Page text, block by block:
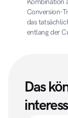
Kombination
Conversion-
das
entlang der
Das